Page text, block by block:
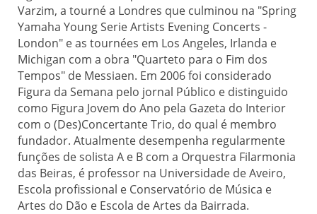
Varzim, a tourné a Londres que culminou na "Spring
Yamaha Young Serie Artists Evening Concerts -
London" e as tournées em Los Angeles, Irlanda e
Michigan com a obra "Quarteto para o Fim dos
Tempos" de Messiaen. Em 2006 foi considerado
Figura da Semana pelo jornal Público e distinguido
como Figura Jovem do Ano pela Gazeta do Interior
com o (Des)Concertante Trio, do qual é membro
fundador. Atualmente desempenha regularmente
funções de solista A e B com a Orquestra Filarmonia
das Beiras, é professor na Universidade de Aveiro,
Escola profissional e Conservatório de Música e
Artes do Dão e Escola de Artes da Bairrada.